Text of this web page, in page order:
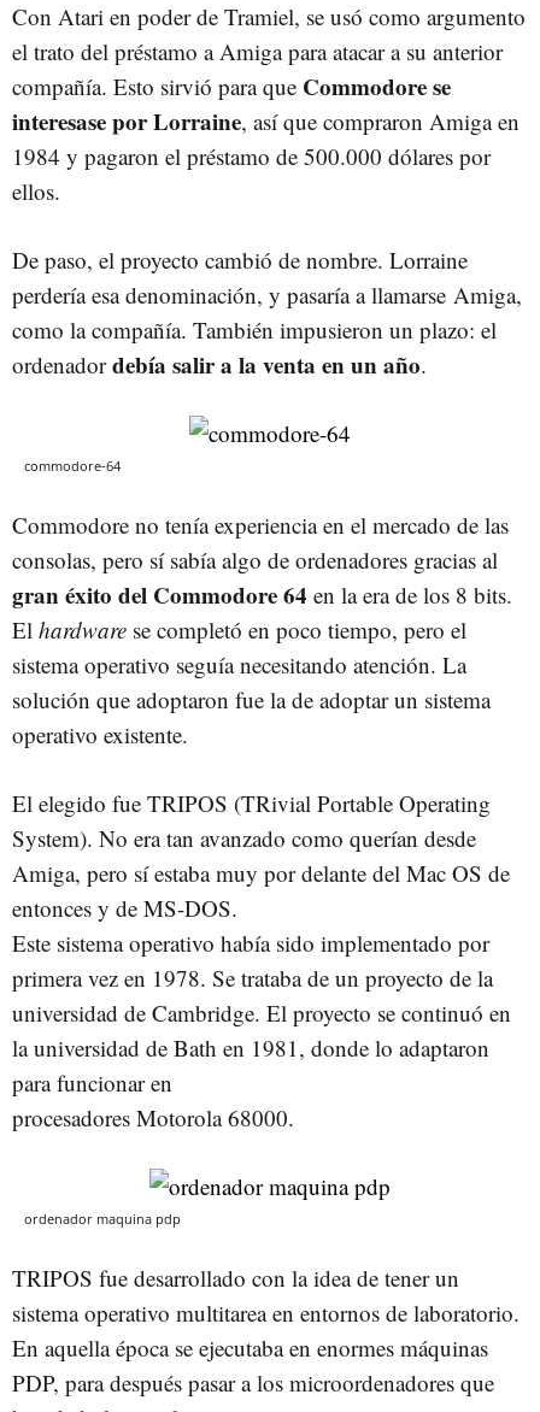
Con Atari en poder de Tramiel, se usó como argumento
el trato del préstamo a Amiga para atacar a su anterior
compañía. Esto sirvió para que Commodore se
interesase por Lorraine, así que compraron Amiga en
1984 y pagaron el préstamo de 500.000 dólares por
ellos.
De paso, el proyecto cambió de nombre. Lorraine
perdería esa denominación, y pasaría a llamarse Amiga,
como la compañía. También impusieron un plazo: el
ordenadordebía salir a la venta en un año.
commodore-64
Commodore no tenía experiencia en el mercado de las
consolas, pero sí sabía algo de ordenadores gracias al
gran éxito del Commodore 64 en la era de los 8 bits.
El hardware se completó en poco tiempo, pero el
sistema operativo seguía necesitando atención. La
solución que adoptaron fue la de adoptar un sistema
operativo existente.
El elegido fue TRIPOS (TRivial Portable Operating
System). No era tan avanzado como querían desde
Amiga, pero sí estaba muy por delante del Mac OS de
entonces y de MS-DOS.
Este sistema operativo había sido implementado por
primera vez en 1978. Se trataba de un proyecto de la
universidad de Cambridge. El proyecto se continuó en
la universidad de Bath en 1981, donde lo adaptaron
para funcionar en
procesadores Motorola 68000.
ordenador maquina pdp
TRIPOS fue desarrollado con la idea de tener un
sistema operativo multitarea en entornos de laboratorio.
En aquella época se ejecutaba en enormes máquinas
PDP, para después pasar a los microordenadores que